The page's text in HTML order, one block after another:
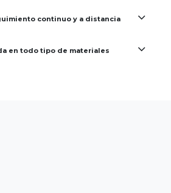
continuo y a distancia
en todo tipo de materiales